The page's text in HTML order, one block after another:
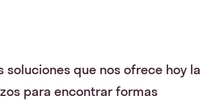
soluciones que nos ofrece hoy la
para encontrar formas